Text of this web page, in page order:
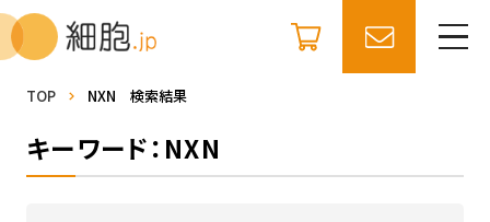
TOP NXN 検索結果
キーワード：NXN